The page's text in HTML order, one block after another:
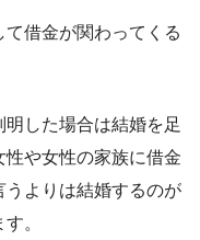
借金が関わってくる
した場合は結婚を足
や女性の家族に借金
よりは結婚するのが
。